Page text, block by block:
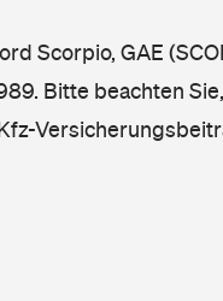
Scorpio, GAE
Bitte beachten